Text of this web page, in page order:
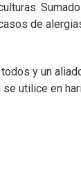
de
y un
utilice en